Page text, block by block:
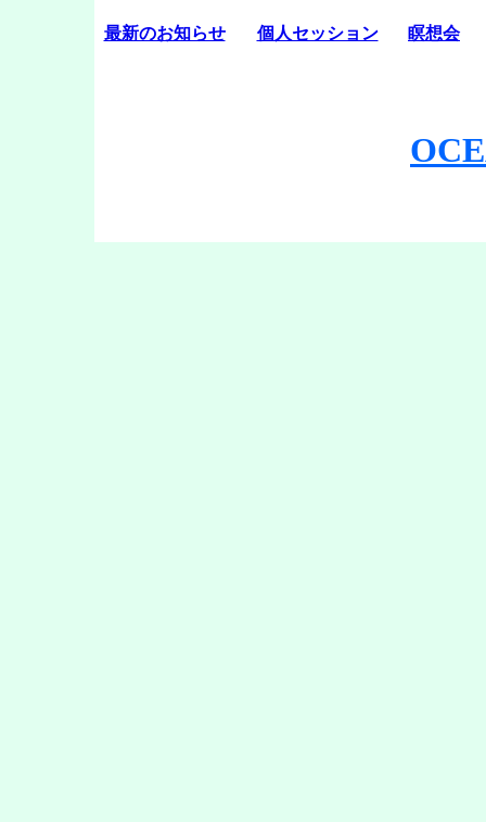
最新のお知らせ 個人セッション 瞑想会